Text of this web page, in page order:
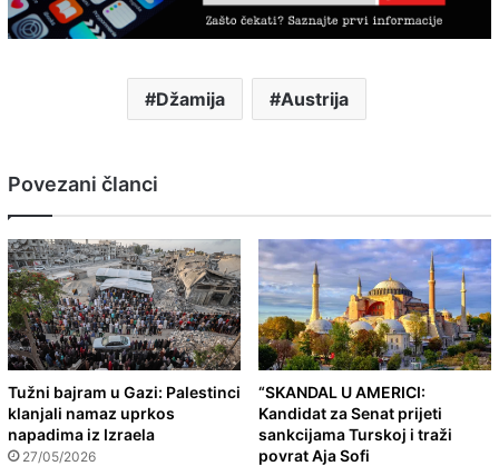
Džamija Austrija
Povezani članci
Tužni bajram u Gazi: Palestinci
klanjali namaz uprkos
napadima iz Izraela
27/05/2026
“SKANDAL U AMERICI:
Kandidat za Senat prijeti
sankcijama Turskoj i traži
povrat Aja Sofi